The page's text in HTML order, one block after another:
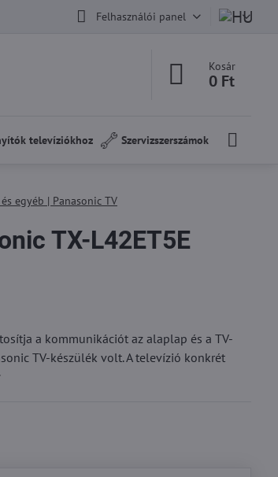
Felhasználói panel
Kosár
0 Ft
televíziókhoz Szervizszerszámok
egyéb | Panasonic TV
TX-L42ET5E
a kommunikációt az alaplap és a TV-
TV-készülék volt. A televízió konkrét